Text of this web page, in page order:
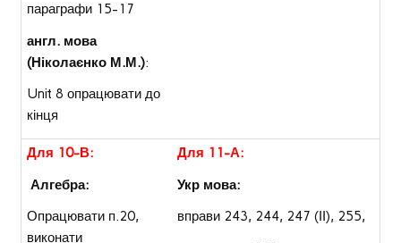
параграфи 15-17
англ. мова
(Ніколаєнко М.М.):
Unit 8 опрацювати до
кінця
Для 10-В:
Алгебра:
Опрацювати п.20,
виконати
Для 11-А:
Укр мова:
вправи 243, 244, 247 (ІІ), 255,